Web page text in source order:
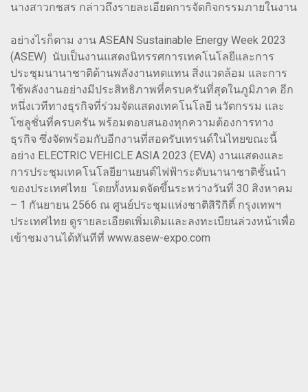
นางสาวกชสร กล่าวถึงรายละเอียดการจัดกิจกรรมภายในงาน
อย่างไรก็ตาม งาน ASEAN Sustainable Energy Week 2023
(ASEW) นับเป็นงานแสดงนิทรรศการเทคโนโลยีและการ
ประชุมนานาชาติด้านพลังงานทดแทน สิ่งแวดล้อม และการ
ใช้พลังงานอย่างมีประสิทธิภาพที่ครบครันที่สุดในภูมิภาค อีก
หนึ่งเวทีทางธุรกิจที่ร่วมจัดแสดงเทคโนโลยี นวัตกรรม และ
โซลูชั่นที่ครบครัน พร้อมตอบสนองทุกความต้องการทาง
ธุรกิจ ซึ่งจัดพร้อมกับอีกงานที่สอดรับเทรนด์ในไทยขณะนี้
อย่าง ELECTRIC VEHICLE ASIA 2023 (EVA) งานแสดงและ
การประชุมเทคโนโลยียานยนต์ไฟฟ้าระดับนานาชาติชั้นนำ
ของประเทศไทย โดยทั้งหมดจัดขึ้นระหว่างวันที่ 30 สิงหาคม
– 1 กันยายน 2566 ณ ศูนย์ประชุมแห่งชาติสิริกิติ์ กรุงเทพฯ
ประเทศไทย ดูรายละเอียดเพิ่มเติมและลงทะเบียนล่วงหน้าเพื่อ
เข้าชมงานได้ทันทีที่ www.asew-expo.com